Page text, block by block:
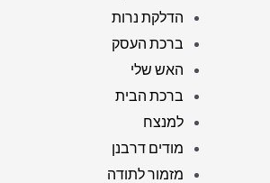
הדלקת נרות
ברכת העסק
האש שלי
ברכת הבית
למנצח
מודים דרבנן
מזמור לתודה